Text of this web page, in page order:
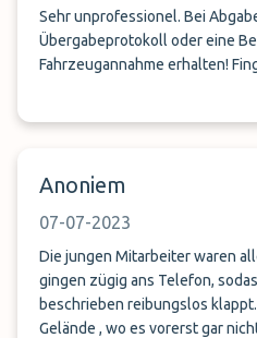
Sehr unprofessionel. Bei
Übergabeprotokoll oder eine
Fahrzeugannahme erhalten!
Anoniem
07-07-2023
Die jungen Mitarbeiter waren
gingen zügig ans Telefon,
beschrieben reibungslos
Gelände , wo es vorerst gar